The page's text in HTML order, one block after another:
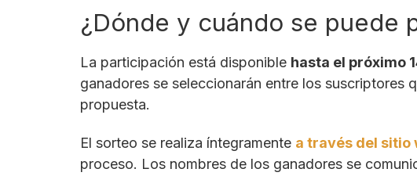
¿Dónde y cuándo se puede
La participación está disponible hasta el próximo
ganadores se seleccionarán entre los
propuesta.
El sorteo se realiza íntegramente a través del sitio
proceso. Los nombres de los ganadores se